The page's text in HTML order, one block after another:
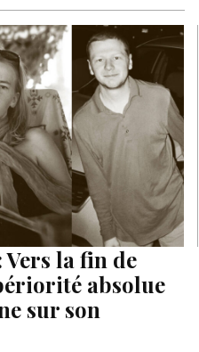
Vers la fin de
absolue
sur son